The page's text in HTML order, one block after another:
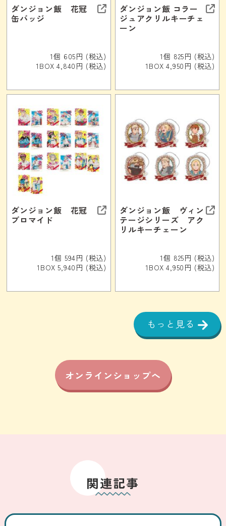
ダンジョン飯 花冠
缶バッジ
1個 605円 (税込)
1BOX 4,840円 (税込)
ダンジョン飯 コラー
ジュアクリルキーチェ
ーン
1個 825円 (税込)
1BOX 4,950円 (税込)
ダンジョン飯 花冠
ブロマイド
1個 594円 (税込)
1BOX 5,940円 (税込)
ダンジョン飯 ヴィン
テージシリーズ アク
リルキーチェーン
1個 825円 (税込)
1BOX 4,950円 (税込)
もっと見る
オンラインショップへ
関連記事